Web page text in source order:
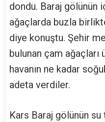
dondu. Baraj gölünün
ağaçlarda buzla
diye konuştu. Şehir
bulunan çam ağaçları
havanın ne kadar
adeta verdiler.
Kars Baraj gölünün